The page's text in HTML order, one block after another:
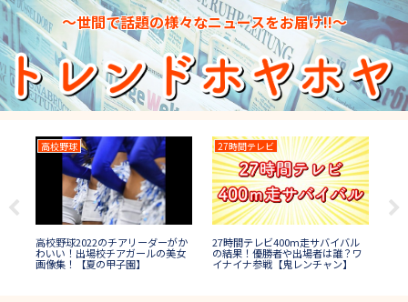
～世間で話題の様々なニュースをお届け!!～
高校野球
高校野球2022のチアリーダーがか
わいい！出場校チアガールの美女
画像集！【夏の甲子園】
27時間テレビ
27時間テレビ400m走サバイバル
の結果！優勝者や出場者は誰？ワ
イナイナ参戦【鬼レンチャン】